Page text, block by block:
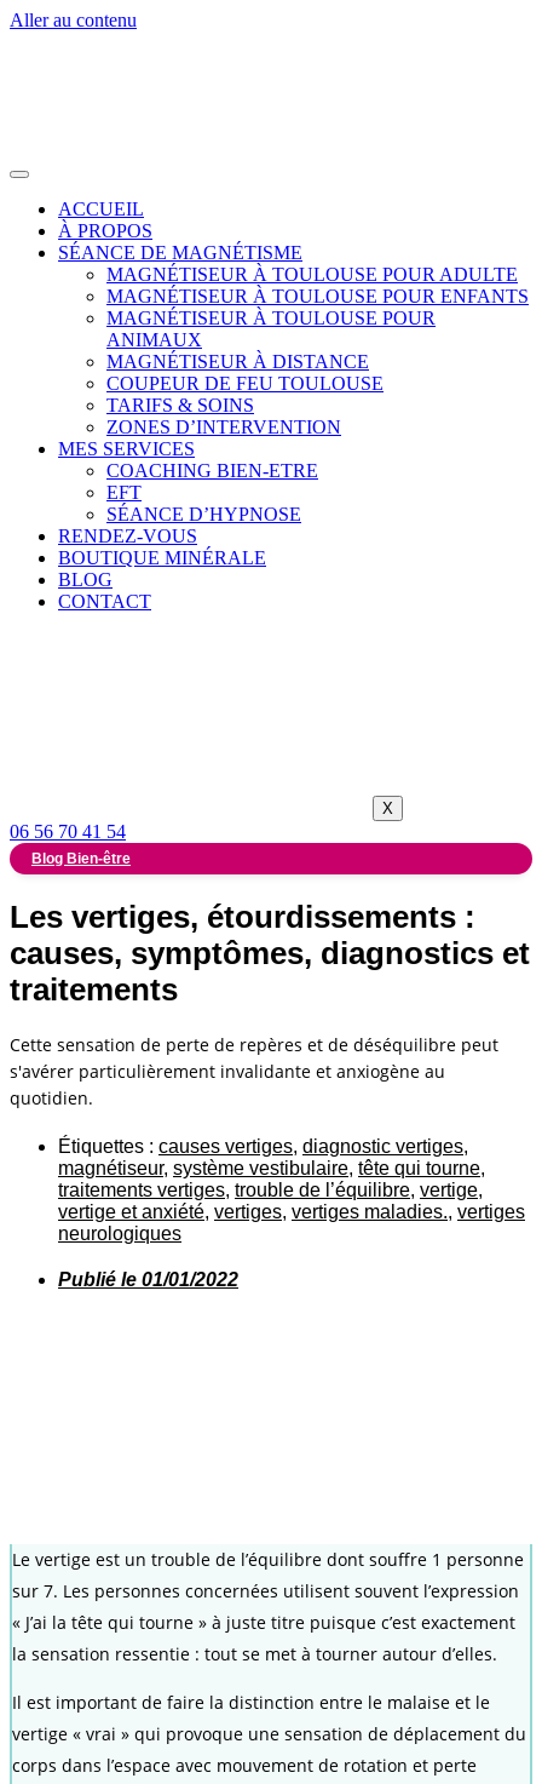
Aller au contenu
ACCUEIL
À PROPOS
SÉANCE DE MAGNÉTISME
MAGNÉTISEUR À TOULOUSE POUR ADULTE
MAGNÉTISEUR À TOULOUSE POUR ENFANTS
MAGNÉTISEUR À TOULOUSE POUR
ANIMAUX
MAGNÉTISEUR À DISTANCE
COUPEUR DE FEU TOULOUSE
TARIFS & SOINS
ZONES D’INTERVENTION
MES SERVICES
COACHING BIEN-ETRE
EFT
SÉANCE D’HYPNOSE
RENDEZ-VOUS
BOUTIQUE MINÉRALE
BLOG
CONTACT
X
06 56 70 41 54
Blog Bien-être
Les vertiges, étourdissements :
causes, symptômes, diagnostics et
traitements
Cette sensation de perte de repères et de déséquilibre peut
s'avérer particulièrement invalidante et anxiogène au
quotidien.
Étiquettes : causes vertiges, diagnostic vertiges,
magnétiseur, système vestibulaire, tête qui tourne,
traitements vertiges, trouble de l’équilibre, vertige,
vertige et anxiété, vertiges, vertiges maladies., vertiges
neurologiques
Publié le 01/01/2022
Le vertige est un trouble de l’équilibre dont souffre 1 personne
sur 7. Les personnes concernées utilisent souvent l’expression
« J’ai la tête qui tourne » à juste titre puisque c’est exactement
la sensation ressentie : tout se met à tourner autour d’elles.
Il est important de faire la distinction entre le malaise et le
vertige « vrai » qui provoque une sensation de déplacement du
corps dans l’espace avec mouvement de rotation et perte